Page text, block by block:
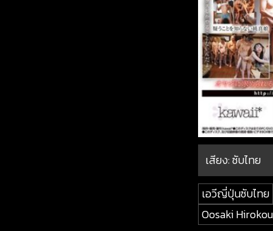
เสียง: ซับไทย
เอวีญี่ปุ่นซับไทย
Oosaki